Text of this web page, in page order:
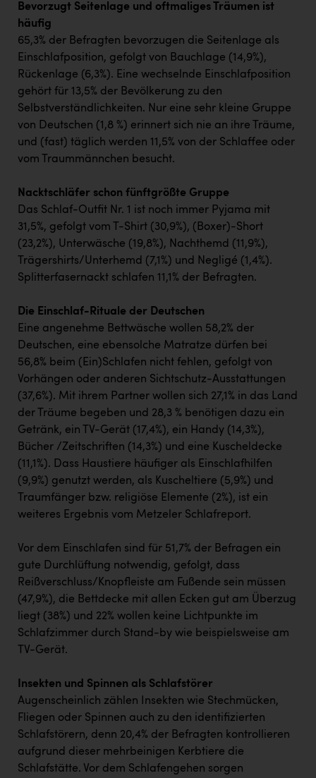
Wirtschaftskammer OÖ
ZGONC
ZULuft - Zukunft Luft Austria
z.l.ö.
Österreichisches Hebammengremium
Wirtschaftskammer OÖ Energiehandel
kontakt
Bevorzugt Seitenlage und oftmaliges Träumen ist
häufig
65,3% der Befragten bevorzugen die Seitenlage als
Einschlafposition, gefolgt von Bauchlage (14,9%),
Rückenlage (6,3%). Eine wechselnde Einschlafposition
gehört für 13,5% der Bevölkerung zu den
Selbstverständlichkeiten. Nur eine sehr kleine Gruppe
von Deutschen (1,8 %) erinnert sich nie an ihre Träume,
und (fast) täglich werden 11,5% von der Schlaffee oder
vom Traummännchen besucht.
Nacktschläfer schon fünftgrößte Gruppe
Das Schlaf-Outfit Nr. 1 ist noch immer Pyjama mit
31,5%, gefolgt vom T-Shirt (30,9%), (Boxer)-Short
(23,2%), Unterwäsche (19,8%), Nachthemd (11,9%),
Trägershirts/Unterhemd (7,1%) und Negligé (1,4%).
Splitterfasernackt schlafen 11,1% der Befragten.
Die Einschlaf-Rituale der Deutschen
Eine angenehme Bettwäsche wollen 58,2% der
Deutschen, eine ebensolche Matratze dürfen bei
56,8% beim (Ein)Schlafen nicht fehlen, gefolgt von
Vorhängen oder anderen Sichtschutz-Ausstattungen
(37,6%). Mit ihrem Partner wollen sich 27,1% in das Land
der Träume begeben und 28,3 % benötigen dazu ein
Getränk, ein TV-Gerät (17,4%), ein Handy (14,3%),
Bücher /Zeitschriften (14,3%) und eine Kuscheldecke
(11,1%). Dass Haustiere häufiger als Einschlafhilfen
(9,9%) genutzt werden, als Kuscheltiere (5,9%) und
Traumfänger bzw. religiöse Elemente (2%), ist ein
weiteres Ergebnis vom Metzeler Schlafreport.
Vor dem Einschlafen sind für 51,7% der Befragen ein
gute Durchlüftung notwendig, gefolgt, dass
Reißverschluss/Knopfleiste am Fußende sein müssen
(47,9%), die Bettdecke mit allen Ecken gut am Überzug
liegt (38%) und 22% wollen keine Lichtpunkte im
Schlafzimmer durch Stand-by wie beispielsweise am
TV-Gerät.
Insekten und Spinnen als Schlafstörer
Augenscheinlich zählen Insekten wie Stechmücken,
Fliegen oder Spinnen auch zu den identifizierten
Schlafstörern, denn 20,4% der Befragten kontrollieren
aufgrund dieser mehrbeinigen Kerbtiere die
Schlafstätte. Vor dem Schlafengehen sorgen